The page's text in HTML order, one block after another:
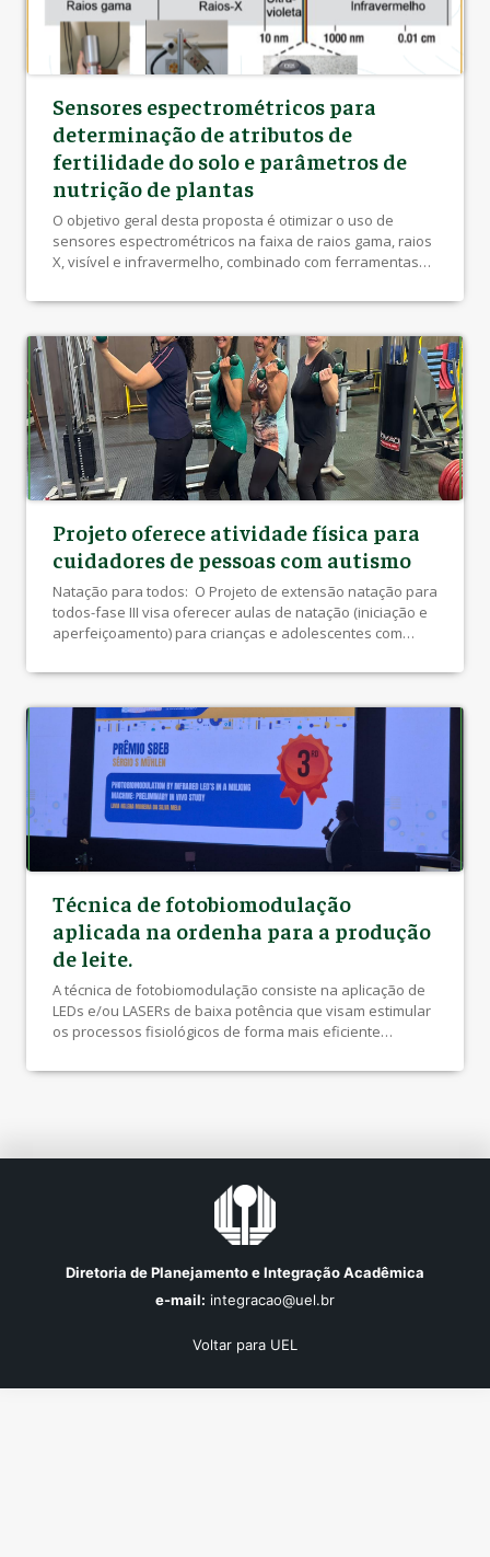
Sensores espectrométricos para
determinação de atributos de
fertilidade do solo e parâmetros de
nutrição de plantas
O objetivo geral desta proposta é otimizar o uso de
sensores espectrométricos na faixa de raios gama, raios
X, visível e infravermelho, combinado com ferramentas
rápida os atributos de fertilidade do solo e parâmetros
rapidez para aplicação na […]
Projeto oferece atividade física para
cuidadores de pessoas com autismo
Natação para todos: O Projeto de extensão natação para
todos-fase III visa oferecer aulas de natação (iniciação e
aperfeiçoamento) para crianças e adolescentes com
múltipla. As aulas acontecerão três vezes por semana e
será realizada ampla divulgação junto ás instituições […]
Técnica de fotobiomodulação
aplicada na ordenha para a produção
de leite.
A técnica de fotobiomodulação consiste na aplicação de
LEDs e/ou LASERs de baixa potência que visam estimular
os processos fisiológicos de forma mais eficiente
vascularidade local. Classificada como uma tecnologia
Diretoria de Planejamento e Integração Acadêmica
e-mail: integracao@uel.br
Voltar para UEL